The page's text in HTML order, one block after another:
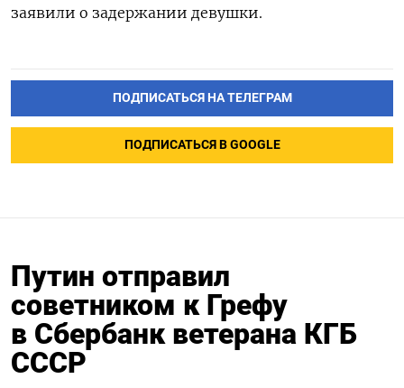
заявили о задержании девушки.
ПОДПИСАТЬСЯ НА ТЕЛЕГРАМ
ПОДПИСАТЬСЯ В GOOGLE
Путин отправил
советником к Грефу
в Сбербанк ветерана КГБ
СССР